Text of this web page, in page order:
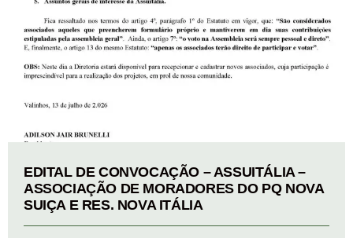
EDITAL DE CONVOCAÇÃO – ASSUITÁLIA –
ASSOCIAÇÃO DE MORADORES DO PQ NOVA
SUIÇA E RES. NOVA ITÁLIA